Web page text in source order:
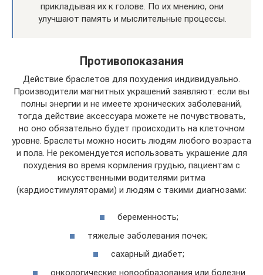
прикладывая их к голове. По их мнению, они
улучшают память и мыслительные процессы.
Противопоказания
Действие браслетов для похудения индивидуально.
Производители магнитных украшений заявляют: если вы
полны энергии и не имеете хронических заболеваний,
тогда действие аксессуара можете не почувствовать,
но оно обязательно будет происходить на клеточном
уровне. Браслеты можно носить людям любого возраста
и пола. Не рекомендуется использовать украшение для
похудения во время кормления грудью, пациентам с
искусственными водителями ритма
(кардиостимуляторами) и людям с такими диагнозами:
беременность;
тяжелые заболевания почек;
сахарный диабет;
онкологические новообразования или болезни